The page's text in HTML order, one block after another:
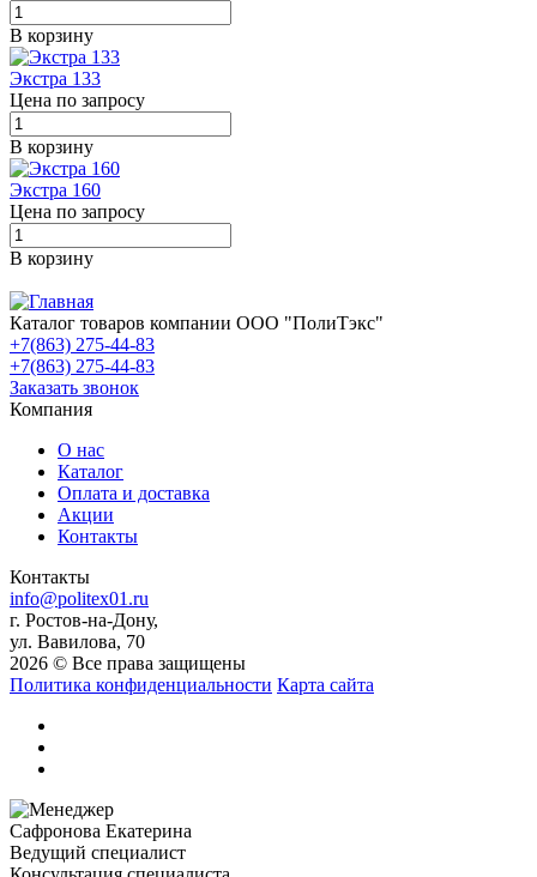
В корзину
Экстра 133
Цена по запросу
В корзину
Экстра 160
Цена по запросу
В корзину
Каталог товаров компании ООО "ПолиТэкс"
+7(863) 275-44-83
+7(863) 275-44-83
Заказать звонок
Компания
О нас
Каталог
Оплата и доставка
Акции
Контакты
Контакты
info@politex01.ru
г. Ростов-на-Дону,
ул. Вавилова, 70
2026 © Все права защищены
Политика конфиденциальности Карта сайта
Сафронова Екатерина
Ведущий специалист